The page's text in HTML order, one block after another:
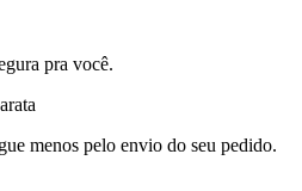
pra você.
menos pelo envio do seu pedido.